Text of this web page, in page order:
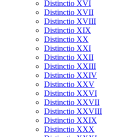
Distinctio XVI
Distinctio XVII
Distinctio XVIII
Distinctio XIX
Distinctio XX
Distinctio XXI
Distinctio XXII
Distinctio XXIII
Distinctio XXIV
Distinctio XXV
Distinctio XXVI
Distinctio XXVII
Distinctio XXVIII
Distinctio XXIX
Distinctio XXX